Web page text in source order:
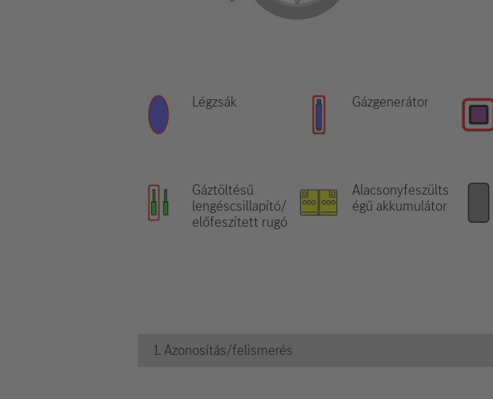
Légzsák Gázgenerátor
Gáztöltésű
lengéscsillapító/
előfeszített rugó
Alacsonyfeszülts
égű akkumulátor
1. Azonosítás/felismerés